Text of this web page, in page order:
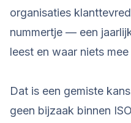
organisaties
nummertje — een
leest en waar niets
Dat is een gemiste
geen bijzaak binnen